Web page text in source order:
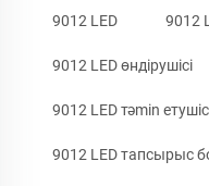
9012 LED 9012
9012 LED өндірушісі
9012 LED тәmin
9012 LED тапсырыс